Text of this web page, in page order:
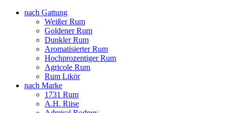
nach Gattung
Weißer Rum
Goldener Rum
Dunkler Rum
Aromatisierter Rum
Hochprozentiger Rum
Agricole Rum
Rum Likör
nach Marke
1731 Rum
A.H. Riise